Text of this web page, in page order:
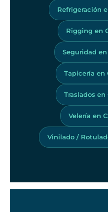
Refrigeración
Rigging en
Seguridad
Tapicería en
Traslados en
Velería en
Vinilado /